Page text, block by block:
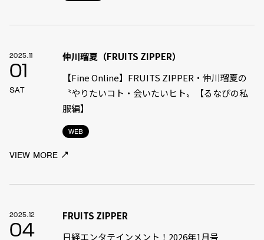
2025.11
01
SAT
WEB
仲川瑠夏（FRUITS ZIPPER）
【Fine Online】FRUITS ZIPPER・仲川瑠夏の
〝やりたいコト・会いたいヒト〟【るなぴの私
服編】
VIEW MORE
2025.12
04
FRUITS ZIPPER
日経エンタテインメント！2026年1月号